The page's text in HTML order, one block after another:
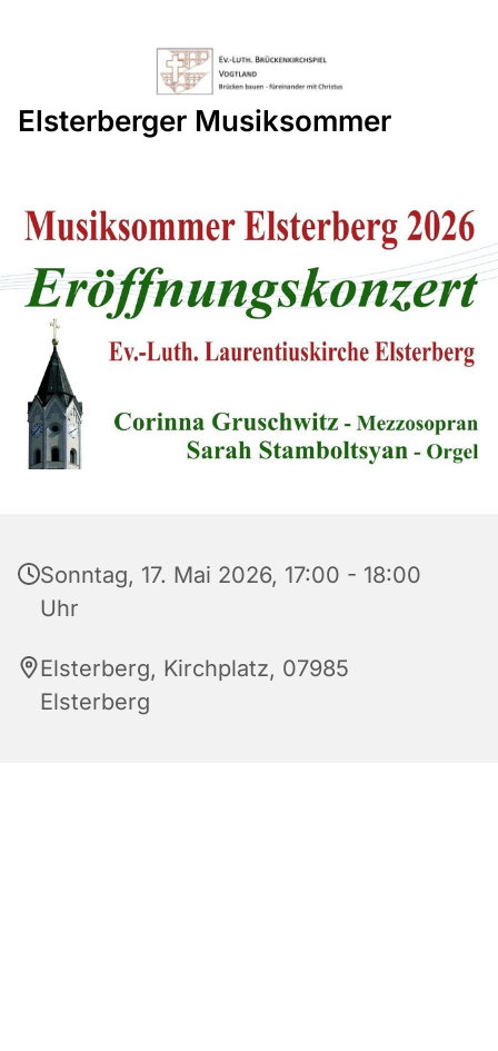
Elsterberger Musiksommer
Sonntag, 17. Mai 2026, 17:00 - 18:00
Uhr
Elsterberg, Kirchplatz, 07985
Elsterberg